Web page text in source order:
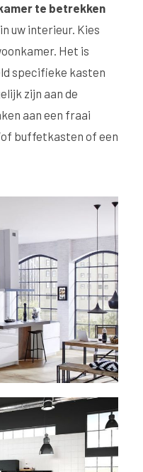
te betrekken
uw interieur. Kies
Het is
specifieke kasten
zijn aan de
aan een fraai
buffetkasten of een